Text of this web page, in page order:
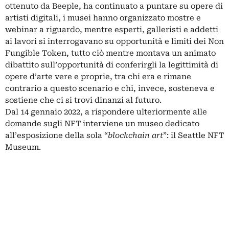
ottenuto da Beeple, ha continuato a puntare su opere di
artisti digitali, i musei hanno organizzato mostre e
webinar a riguardo, mentre esperti, galleristi e addetti
ai lavori si interrogavano su opportunità e limiti dei Non
Fungible Token, tutto ciò mentre montava un animato
dibattito sull’opportunità di conferirgli la legittimità di
opere d’arte vere e proprie, tra chi era e rimane
contrario a questo scenario e chi, invece, sosteneva e
sostiene che ci si trovi dinanzi al futuro.
Dal 14 gennaio 2022, a rispondere ulteriormente alle
domande sugli NFT interviene un museo dedicato
all’esposizione della sola “blockchain art”: il Seattle NFT
Museum.